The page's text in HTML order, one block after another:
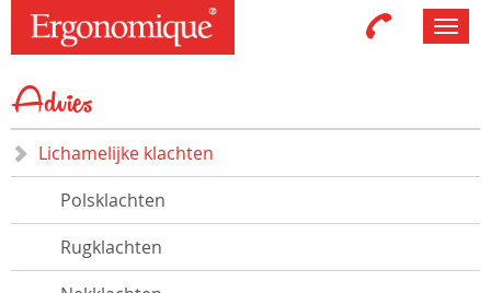
Advies
Lichamelijke klachten
Polsklachten
Rugklachten